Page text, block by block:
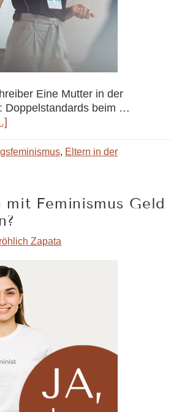
Eine Mutter in der
Doppelstandards beim …
Klientin:
der
Wissenschaft
, Eltern in der
mit Feminismus Geld
Zapata